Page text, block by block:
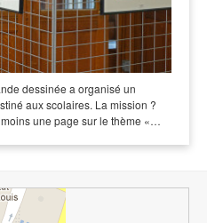
dessinée a organisé un
aux scolaires. La mission ?
une page sur le thème «…